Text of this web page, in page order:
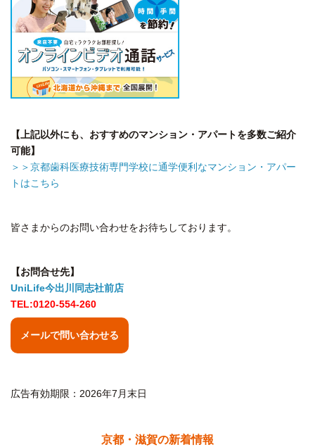
【上記以外にも、おすすめのマンション・アパートを多数ご紹介
可能】
＞＞京都歯科医療技術専門学校に通学便利なマンション・アパー
トはこちら
皆さまからのお問い合わせをお待ちしております。
【お問合せ先】
UniLife今出川同志社前店
TEL:0120-554-260
メールで問い合わせる
広告有効期限：2026年7月末日
京都・滋賀の新着情報